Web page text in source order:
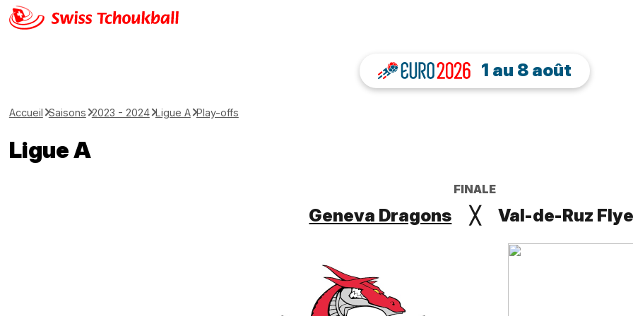
1 au 8 août
Accueil Saisons 2023 - 2024 Ligue A Play-offs
Ligue A
FINALE
Geneva Dragons ╳ Val-de-Ruz